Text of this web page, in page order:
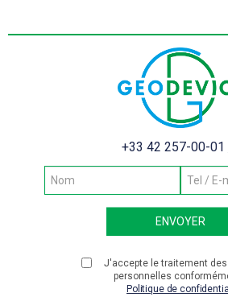
+33 42 257-00-01
J'accepte le traitement
personnelles
Politique de